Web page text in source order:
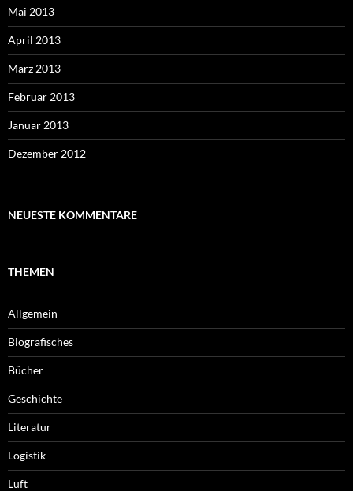
Mai 2013
April 2013
März 2013
Februar 2013
Januar 2013
Dezember 2012
NEUESTE KOMMENTARE
THEMEN
Allgemein
Biografisches
Bücher
Geschichte
Literatur
Logistik
Luft